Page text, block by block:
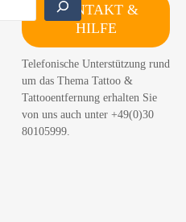
KONTAKT &
HILFE
Telefonische Unterstützung rund
um das Thema Tattoo &
Tattooentfernung erhalten Sie
von uns auch unter +49(0)30
80105999.